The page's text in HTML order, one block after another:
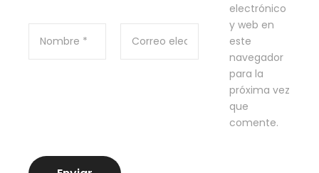
electrónico
y web en
este
navegador
para la
próxima vez
que
comente.